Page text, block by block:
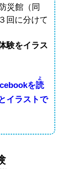
災館（同
回に分けて
験をイラス
を読
よ
イラストで